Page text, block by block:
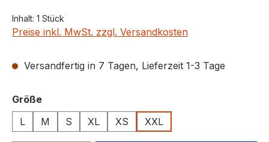
Inhalt: 1 Stück
Preise inkl. MwSt. zzgl. Versandkosten
Versandfertig in 7 Tagen, Lieferzeit 1-3 Tage
Größeauswählen
L
M S XL XS XXL